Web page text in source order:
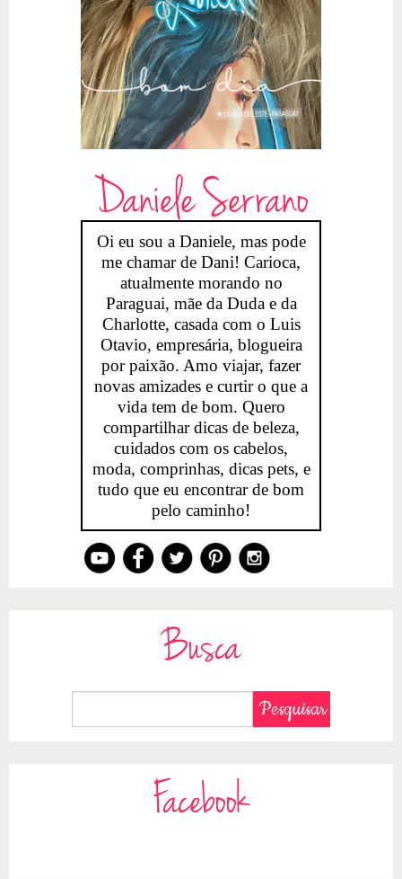
Daniele Serrano
Oi eu sou a Daniele, mas pode
me chamar de Dani! Carioca,
atualmente morando no
Paraguai, mãe da Duda e da
Charlotte, casada com o Luis
Otavio, empresária, blogueira
por paixão. Amo viajar, fazer
novas amizades e curtir o que a
vida tem de bom. Quero
compartilhar dicas de beleza,
cuidados com os cabelos,
moda, comprinhas, dicas pets, e
tudo que eu encontrar de bom
pelo caminho!
Busca
Facebook